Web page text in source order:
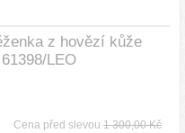
z hovězí kůže
LEO
Cena před slevou 1 300,00 Kč